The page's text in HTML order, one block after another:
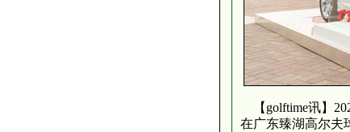
【golftime讯】
在广东臻湖高尔夫